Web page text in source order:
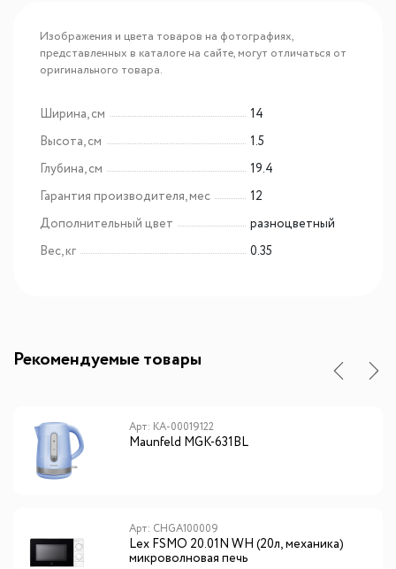
Изображения и цвета товаров на фотографиях,
представленных в каталоге на сайте, могут отличаться от
оригинального товара.
Ширина, см
14
Высота, см
1.5
Глубина, см
19.4
Гарантия производителя, мес
12
Дополнительный цвет
разноцветный
Вес, кг
0.35
Рекомендуемые товары
Арт: КА-00019122
Maunfeld MGK-631BL
Арт: CHGA100009
Lex FSMO 20.01N WH (20л, механика)
микроволновая печь